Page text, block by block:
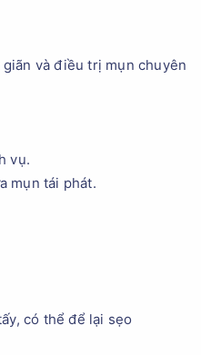
và điều trị mụn chuyên
vụ.
mụn tái phát.
có thể để lại sẹo